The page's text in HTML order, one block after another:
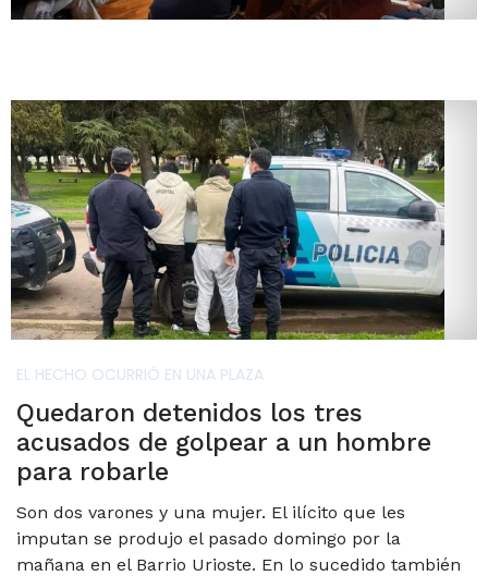
EL HECHO OCURRIÓ EN UNA PLAZA
Quedaron detenidos los tres
acusados de golpear a un hombre
para robarle
Son dos varones y una mujer. El ilícito que les
imputan se produjo el pasado domingo por la
mañana en el Barrio Urioste. En lo sucedido también